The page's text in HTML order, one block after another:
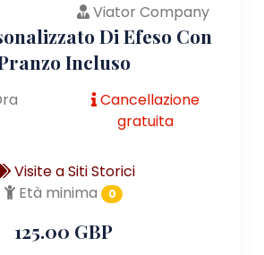
Viator Company
Di Efeso Con
Incluso
Cancellazione
gratuita
Visite a Siti Storici
Età minima
0
125.00 GBP